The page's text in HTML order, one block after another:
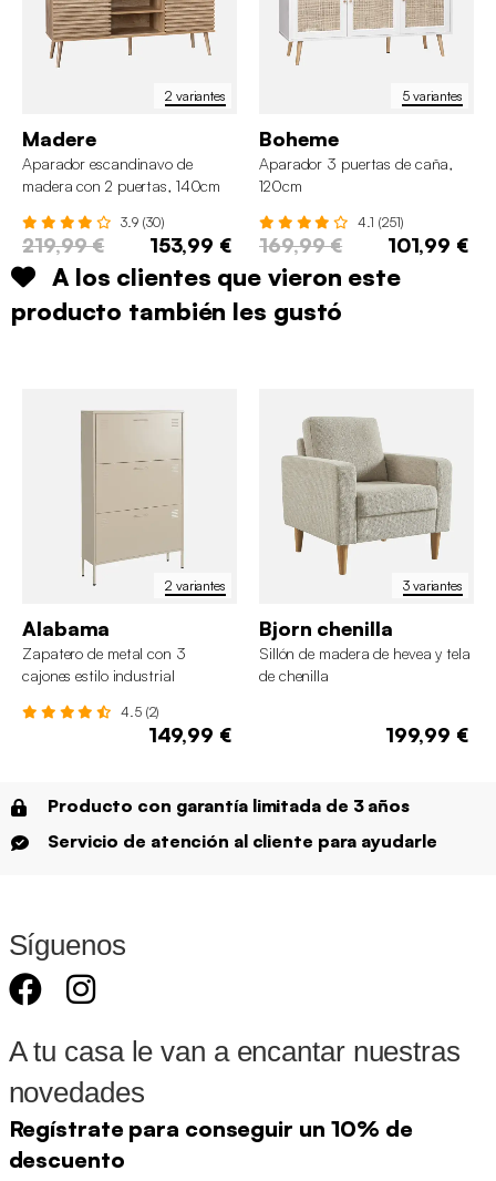
2 variantes
Madere
Aparador escandinavo de
madera con 2 puertas, 140cm
3.9 (30)
219,99 € 153,99 €
5 variantes
Boheme
Aparador 3 puertas de caña,
120cm
4.1 (251)
169,99 € 101,99 €
A los clientes que vieron este
producto también les gustó
2 variantes
Alabama
Zapatero de metal con 3
cajones estilo industrial
4.5 (2)
149,99 €
3 variantes
Bjorn chenilla
Sillón de madera de hevea y tela
de chenilla
199,99 €
Producto con garantía limitada de 3 años
Servicio de atención al cliente para ayudarle
Síguenos
A tu casa le van a encantar nuestras
novedades
Regístrate para conseguir un 10% de
descuento